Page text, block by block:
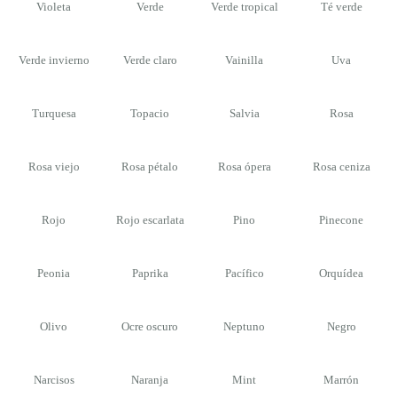
Violeta Verde Verde tropical Té verde
Verde invierno Verde claro Vainilla Uva
Turquesa Topacio Salvia Rosa
Rosa viejo Rosa pétalo Rosa ópera Rosa ceniza
Rojo Rojo escarlata Pino Pinecone
Peonia Paprika Pacífico Orquídea
Olivo Ocre oscuro Neptuno Negro
Narcisos Naranja Mint Marrón